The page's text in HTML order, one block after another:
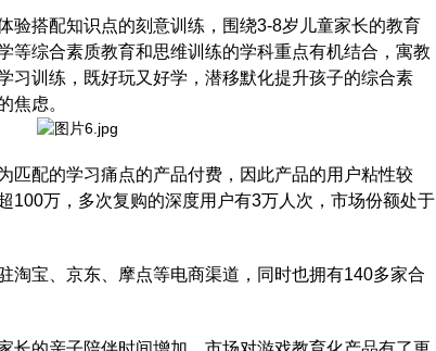
搭配知识点的刻意训练，围绕3-8岁儿童家长的教育
等综合素质教育和思维训练的学科重点有机结合，寓教
习训练，既好玩又好学，潜移默化提升孩子的综合素
焦虑。
配的学习痛点的产品付费，因此产品的用户粘性较
100万，多次复购的深度用户有3万人次，市场份额处于
宝、京东、摩点等电商渠道，同时也拥有140多家合